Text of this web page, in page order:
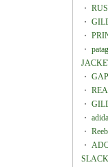
・
・
・
・
・
・
・
・
・
・